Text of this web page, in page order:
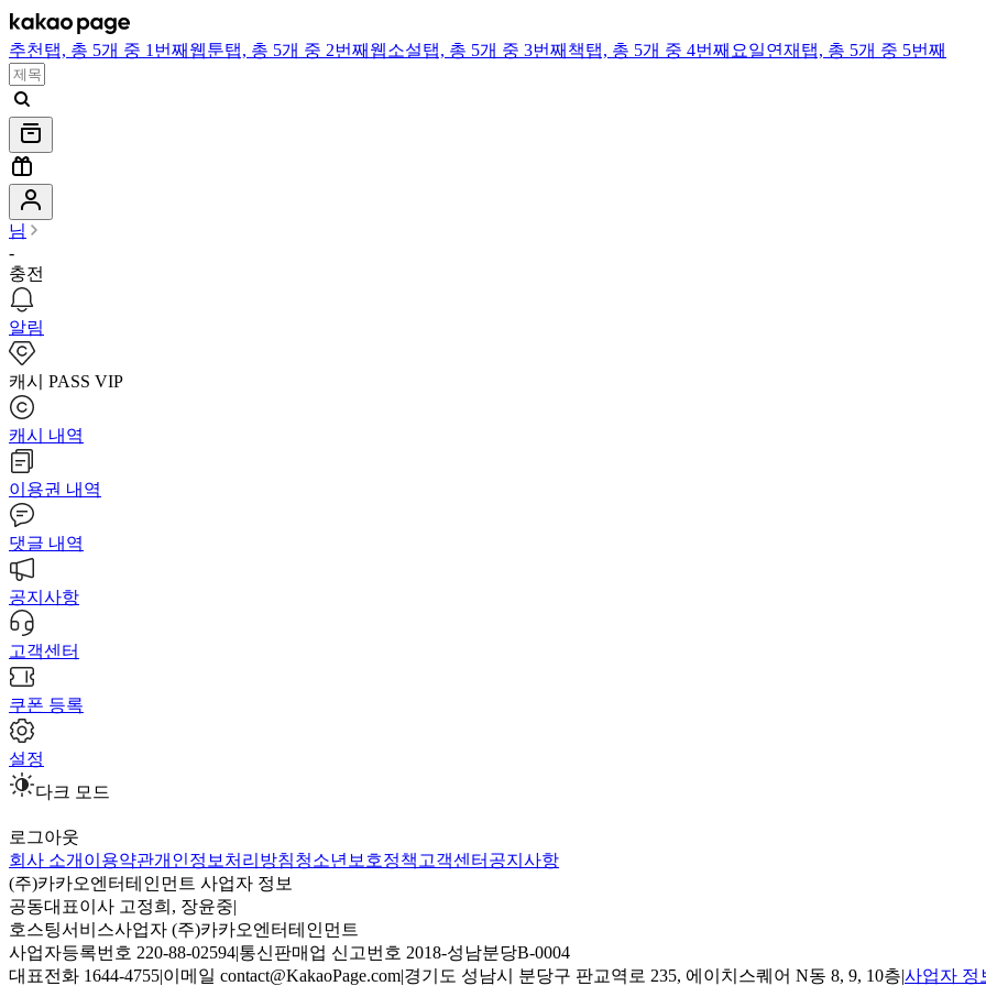
추천 탭, 총 5개 중 1번째 웹툰탭, 총 5개 중 2번째 웹소설탭, 총 5개 중 3번째 책탭, 총 5개 중 4번째 요일연재 탭, 총 5개 중 5번째
님
-
충전
알림
캐시 PASS VIP
캐시 내역
이용권 내역
댓글 내역
공지사항
고객센터
쿠폰 등록
설정
다크 모드
로그아웃
회사 소개 이용약관개인정보처리방침청소년보호정책 고객센터 공지사항
(주)카카오엔터테인먼트 사업자 정보
공동대표이사 고정희, 장윤중|
호스팅서비스사업자 (주)카카오엔터테인먼트
사업자등록번호 220-88-02594|통신판매업 신고번호 2018-성남분당B-0004
대표전화 1644-4755|이메일 contact@KakaoPage.com|경기도 성남시 분당구 판교역로 235, 에이치스퀘어 N동 8, 9, 10층|사업자 정